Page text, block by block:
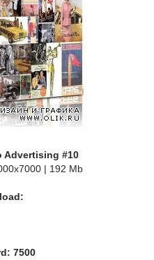
Advertising #10
| 192 Mb
7500